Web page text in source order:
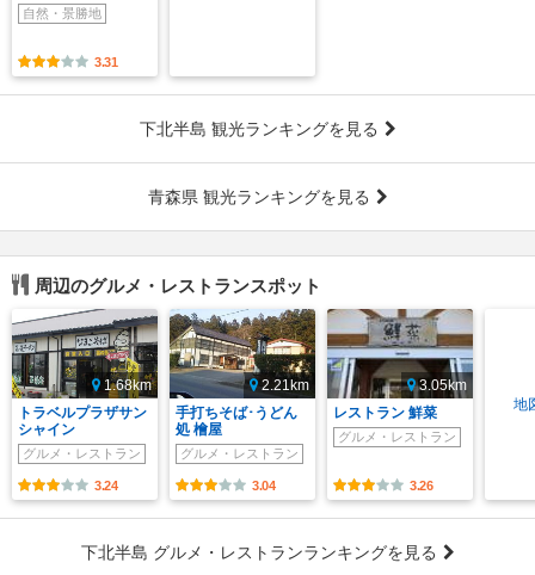
自然・景勝地
3.31
下北半島 観光ランキングを見る
青森県 観光ランキングを見る
周辺のグルメ・レストランスポット
1.68km
トラベルプラザサン
シャイン
グルメ・レストラン
3.24
2.21km
手打ちそば･うどん
処 檜屋
グルメ・レストラン
3.04
3.05km
レストラン 鮮菜
グルメ・レストラン
3.26
地
下北半島 グルメ・レストランランキングを見る